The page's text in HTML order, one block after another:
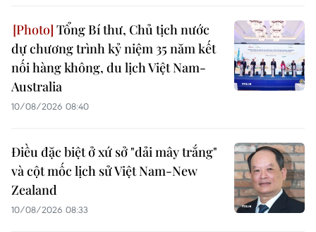
Tổng Bí thư, Chủ tịch nước
dự chương trình kỷ niệm 35 năm kết
nối hàng không, du lịch Việt Nam-
Australia
10/08/2026 08:40
Điều đặc biệt ở xứ sở "dải mây trắng"
và cột mốc lịch sử Việt Nam-New
Zealand
10/08/2026 08:33